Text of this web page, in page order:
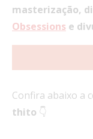
masterização,
Obsessions e
Confira abaixo a
thito 👇